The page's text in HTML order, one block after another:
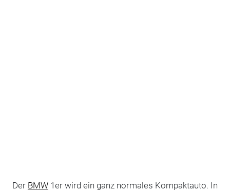
Der BMW1er wird ein ganz normales Kompaktauto. In